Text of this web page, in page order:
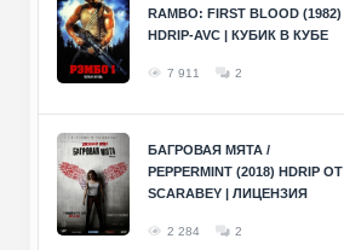
RAMBO: FIRST BLOOD (1982)
HDRIP-AVC | КУБИК В КУБЕ
7 911 2
БАГРОВАЯ МЯТА /
PEPPERMINT (2018) HDRIP ОТ
SCARABEY | ЛИЦЕНЗИЯ
2 284 2